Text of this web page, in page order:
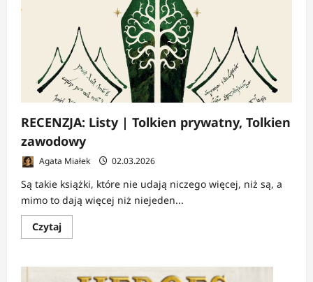
mimochodem
RECENZJA: Listy | Tolkien prywatny, Tolkien
zawodowy
Agata Miałek 02.03.2026
Są takie książki, które nie udają niczego więcej, niż są, a
mimo to dają więcej niż niejeden...
CzytajDowiedz
się
RECENZJA:
Listy